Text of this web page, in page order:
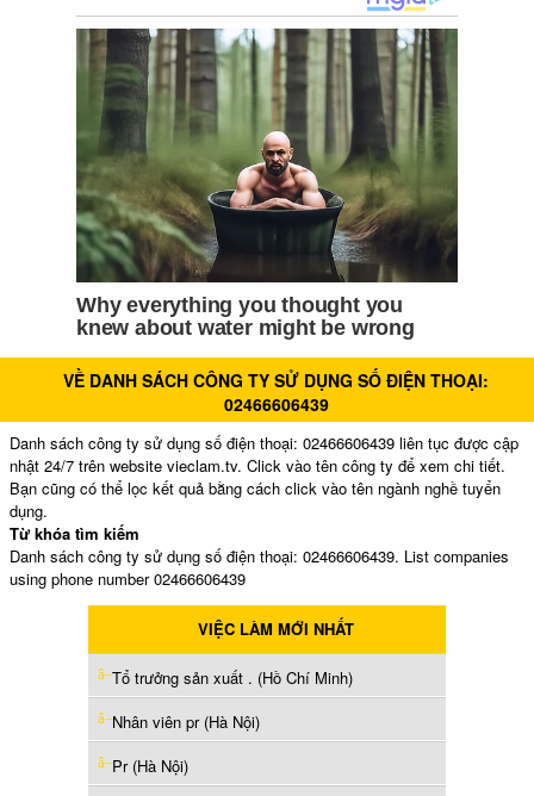
VỀ DANH SÁCH CÔNG TY SỬ DỤNG SỐ ĐIỆN THOẠI:
02466606439
Danh sách công ty sử dụng số điện thoại: 02466606439 liên tục được cập
nhật 24/7 trên website vieclam.tv. Click vào tên công ty để xem chi tiết.
Bạn cũng có thể lọc kết quả bằng cách click vào tên ngành nghề tuyển
dụng.
Từ khóa tìm kiếm
Danh sách công ty sử dụng số điện thoại: 02466606439. List companies
using phone number 02466606439
VIỆC LÀM MỚI NHẤT
Tổ trưởng sản xuất . (Hồ Chí Minh)
Nhân viên pr (Hà Nội)
Pr (Hà Nội)